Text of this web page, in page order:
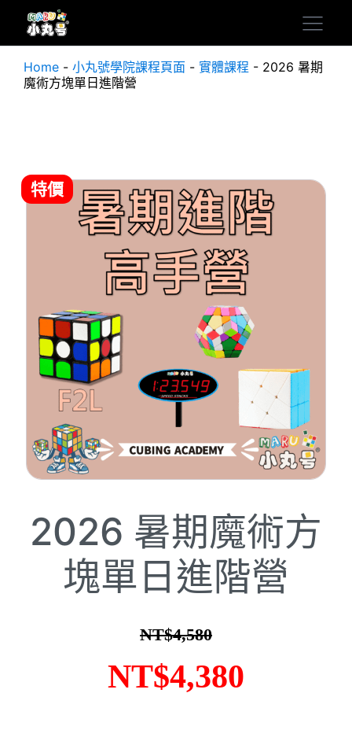
Home - 小丸號學院課程頁面 - 實體課程 - 2026 暑期
魔術方塊單日進階營
特價
2026 暑期魔術方
塊單日進階營
NT$4,580
原
NT$4,380